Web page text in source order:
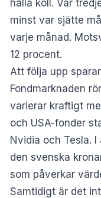
hålla koll. Var
minst var sjätte
varje månad.
12 procent.
Att följa upp
Fondmarknaden
varierar kraftigt
och USA-fonder
Nvidia och Tesla.
den svenska
som påverkar
Samtidigt är det